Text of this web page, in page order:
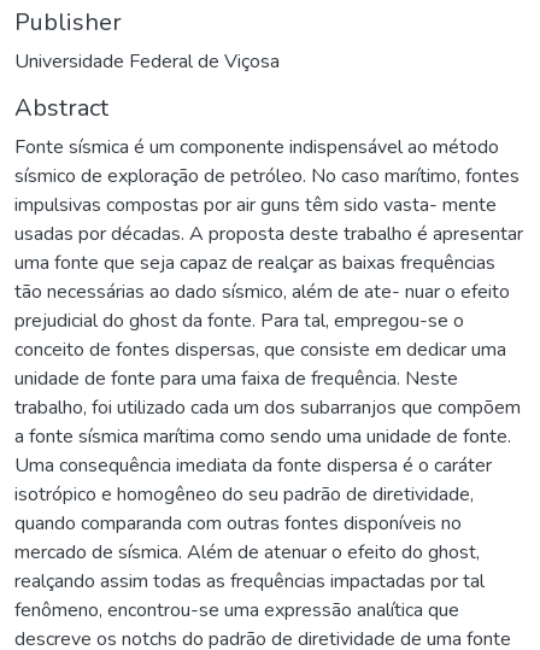
Publisher
Universidade Federal de Viçosa
Abstract
Fonte sísmica é um componente indispensável ao método
sísmico de exploração de petróleo. No caso marítimo, fontes
impulsivas compostas por air guns têm sido vasta- mente
usadas por décadas. A proposta deste trabalho é apresentar
uma fonte que seja capaz de realçar as baixas frequências
tão necessárias ao dado sísmico, além de ate- nuar o efeito
prejudicial do ghost da fonte. Para tal, empregou-se o
conceito de fontes dispersas, que consiste em dedicar uma
unidade de fonte para uma faixa de frequência. Neste
trabalho, foi utilizado cada um dos subarranjos que compõem
a fonte sísmica marítima como sendo uma unidade de fonte.
Uma consequência imediata da fonte dispersa é o caráter
isotrópico e homogêneo do seu padrão de diretividade,
quando comparanda com outras fontes disponíveis no
mercado de sísmica. Além de atenuar o efeito do ghost,
realçando assim todas as frequências impactadas por tal
fenômeno, encontrou-se uma expressão analítica que
descreve os notchs do padrão de diretividade de uma fonte